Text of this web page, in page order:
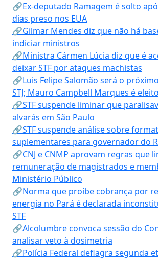
🔗Ex-deputado Ramagem é solto
dias preso nos EUA
🔗Gilmar Mendes diz que não há
indiciar ministros
🔗Ministra Cármen Lúcia diz que é
deixar STF por ataques machistas
🔗Luis Felipe Salomão será o
STJ; Mauro Campbell Marques é
🔗STF suspende liminar que
alvarás em São Paulo
🔗STF suspende análise sobre
suplementares para governador do
🔗CNJ e CNMP aprovam regras que
remuneração de magistrados e
Ministério Público
🔗Norma que proíbe cobrança por
energia no Pará é declarada
STF
🔗Alcolumbre convoca sessão do
analisar veto à dosimetria
🔗Polícia Federal deflagra segunda